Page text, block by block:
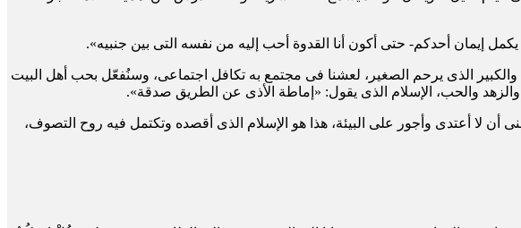
إيمان أحدكم- حتى أكون أنا القدوة أحب إليه من نفسه التى بين جنبيه».
والكبير الذى يرحم الصغير، لعشنا فى مجتمع به تكافل اجتماعى، وسنُفعّل بحب أهل البيت
والحب، الإسلام الذى يقول: «إماطة الأذى عن الطريق صدقة».
أن لا أعتدى وأجور على البيئة، هذا هو الإسلام الذى أقصده وتكتمل فيه روح التصوف،